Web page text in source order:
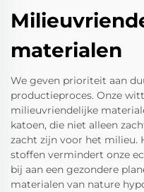
materialen
We geven prioriteit aan
productieproces. Onze
milieuvriendelijke
katoen, die niet alleen
zacht zijn voor het milieu.
stoffen vermindert onze
bij aan een gezondere
materialen van nature